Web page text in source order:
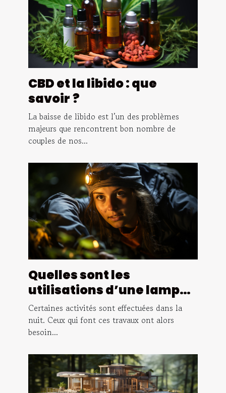
CBD et la libido : que
savoir ?
La baisse de libido est l’un des problèmes
majeurs que rencontrent bon nombre de
couples de nos...
Quelles sont les
utilisations d’une lampe
frontale ?
Certaines activités sont effectuées dans la
nuit. Ceux qui font ces travaux ont alors
besoin...